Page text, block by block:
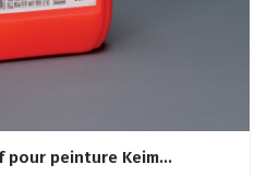
peinture Keim...